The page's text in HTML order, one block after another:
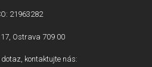
21963282
Ostrava 709 00
kontaktujte nás: